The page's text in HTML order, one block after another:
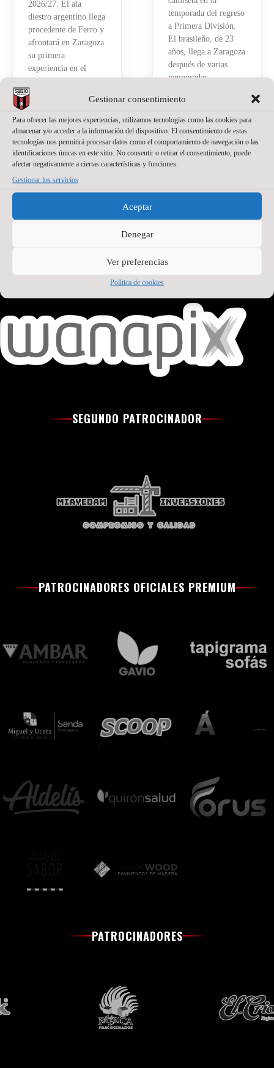
Gestionar consentimiento
Para ofrecer las mejores experiencias, utilizamos tecnologías como las cookies para
almacenar y/o acceder a la información del dispositivo. El consentimiento de estas
tecnologías nos permitirá procesar datos como el comportamiento de navegación o las
identificaciones únicas en este sitio. No consentir o retirar el consentimiento, puede
afectar negativamente a ciertas características y funciones.
Gestionar los servicios
Aceptar
Denegar
Ver preferencias
Política de cookies
2026/27. El ala
diestro argentino llega
procedente de Ferro y
afrontará en Zaragoza
su primera
experiencia en el
Tiene 21 años, pero
detrás hay ya bastante
recorrido.
Read More »
temporada del regreso
a Primera División.
El brasileño, de 23
años, llega a Zaragoza
después de varias
temporadas
portero titular en
Brasil
Read More »
PATROCINADOR PRINCIPAL
SEGUNDO PATROCINADOR
PATROCINADORES OFICIALES PREMIUM
PATROCINADORES